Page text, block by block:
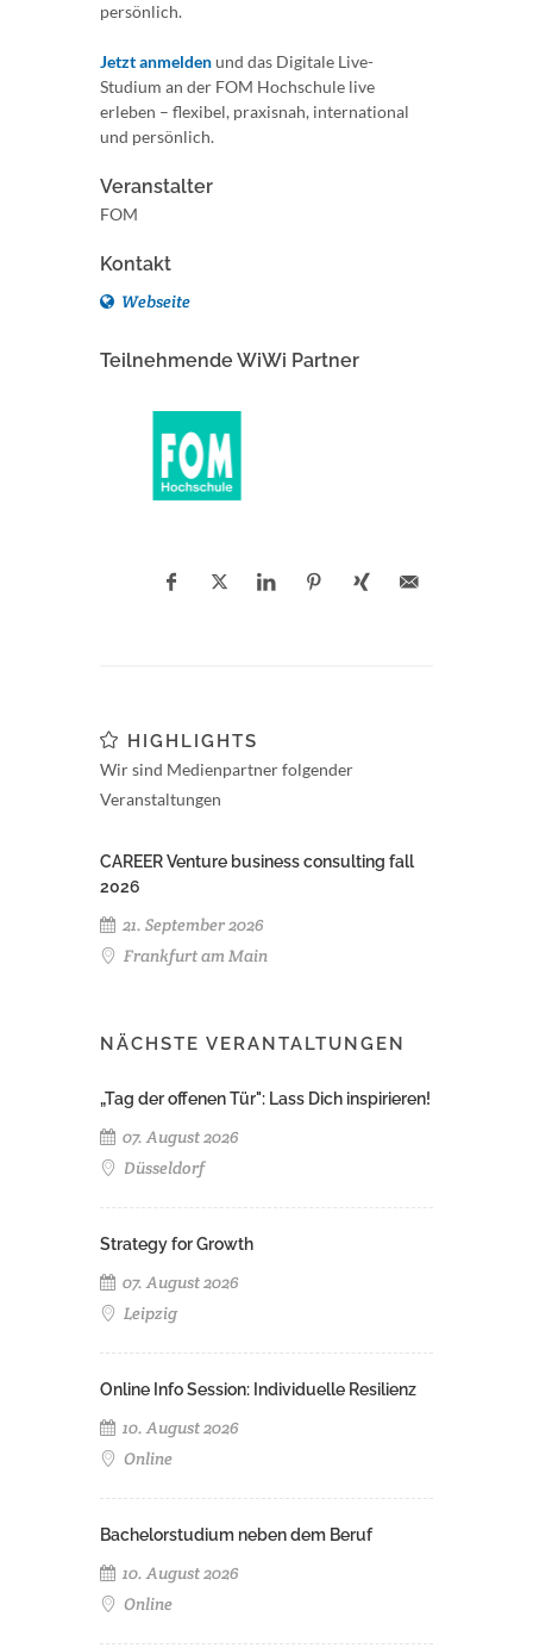
persönlich.
Jetzt anmeldenund das Digitale Live-
Studium an der FOM Hochschule live
erleben – flexibel, praxisnah, international
und persönlich.
Veranstalter
FOM
Kontakt
Webseite
Teilnehmende WiWi Partner
HIGHLIGHTS
Wir sind Medienpartner folgender
Veranstaltungen
CAREER Venture business consulting fall
2026
21. September 2026
Frankfurt am Main
NÄCHSTE VERANTALTUNGEN
„Tag der offenen Tür": Lass Dich inspirieren!
07. August 2026
Düsseldorf
Strategy for Growth
07. August 2026
Leipzig
Online Info Session: Individuelle Resilienz
10. August 2026
Online
Bachelorstudium neben dem Beruf
10. August 2026
Online